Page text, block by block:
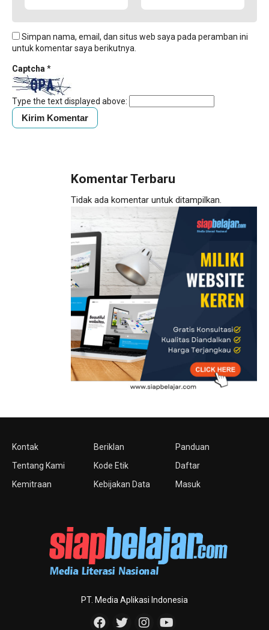
Simpan nama, email, dan situs web saya pada peramban ini
untuk komentar saya berikutnya.
Captcha*
Type the text displayed above:
Komentar Terbaru
Tidak ada komentar untuk ditampilkan.
Kontak
Tentang Kami
Kemitraan
Beriklan
Kode Etik
Kebijakan Data
Panduan
Daftar
Masuk
PT. Media Aplikasi Indonesia